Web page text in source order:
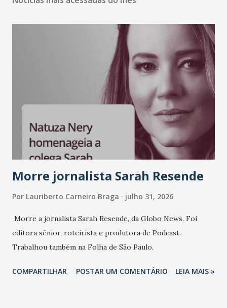
Morre jornalista Sarah Resende
Por Lauriberto Carneiro Braga julho 31, 2026
Morre a jornalista Sarah Resende, da Globo News. Foi
editora sênior, roteirista e produtora de Podcast.
Trabalhou também na Folha de São Paulo.
COMPARTILHAR POSTAR UM COMENTÁRIO LEIA MAIS »